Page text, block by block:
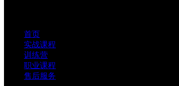
首页
实战课程
训练营
职业课程
售后服务